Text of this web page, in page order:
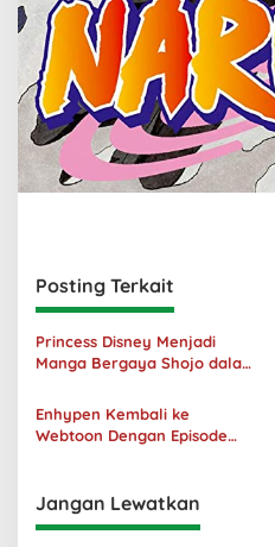
Posting Terkait
Princess Disney Menjadi
Manga Bergaya Shojo dalam
Café
Enhypen Kembali ke
Webtoon Dengan Episode
Jangan Lewatkan